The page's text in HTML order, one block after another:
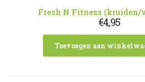
Fresh N Fitness (kruiden/
€4,95
Toevoegen aan